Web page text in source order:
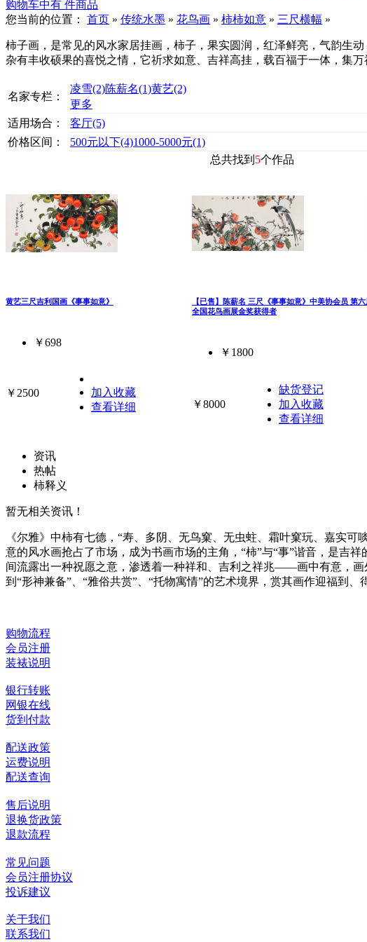
购物车中有 件商品
您当前的位置： 首页 » 传统水墨 » 花鸟画 » 柿柿如意 » 三尺横幅 »
柿子画，是常见的风水家居挂画，柿子，果实圆润，红泽鲜亮，气韵生
杂有丰收硕果的喜悦之情，它祈求如意、吉祥高挂，载百福于一体，集
名家专栏：
凌雪(2)陈薪名(1)黄艺(2)
更多
适用场合：
客厅(5)
价格区间：
500元以下(4)1000-5000元(1)
总共找到 5个作品
黄艺三尺吉利国画《事事如意》
￥698
￥2500
加入收藏
查看详细
【已售】陈薪名 三尺《事事如意》中美协会员 第六
全国花鸟画展金奖获得者
￥1800
￥8000
缺货登记
加入收藏
查看详细
资讯
热帖
柿释义
暂无相关资讯！
《尔雅》中柿有七德，“寿、多阴、无鸟窠、无虫蛀、霜叶窠玩、嘉实
意的风水画抢占了市场，成为书画市场的主角，“柿”与“事”谐音，是吉
间流露出一种祝愿之意，渗透着一种祥和、吉利之祥兆——画中有意，
到“形神兼备”、“雅俗共赏”、“托物寓情”的艺术境界，赏其画作迎福到、
购物流程
会员注册
装裱说明
银行转账
网银在线
货到付款
配送政策
运费说明
配送查询
售后说明
退换货政策
退款流程
常见问题
会员注册协议
投诉建议
关于我们
联系我们